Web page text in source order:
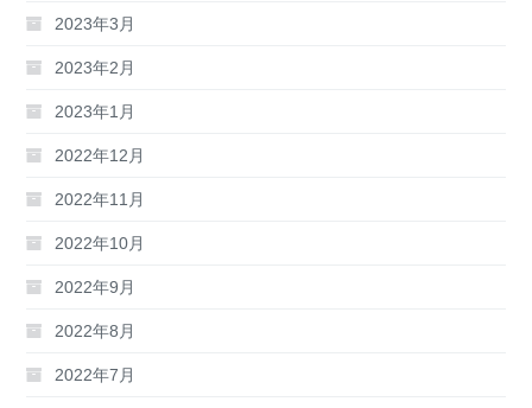
2023年3月
2023年2月
2023年1月
2022年12月
2022年11月
2022年10月
2022年9月
2022年8月
2022年7月